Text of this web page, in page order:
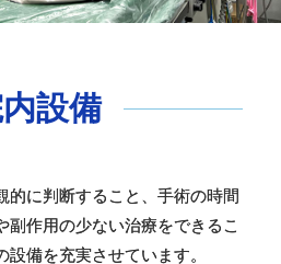
設備
的に判断すること、手術の時間
副作用の少ない治療をできるこ
備を充実させています。